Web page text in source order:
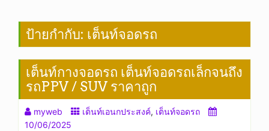
ป้ายกำกับ: เต็นท์จอดรถ
เต็นท์กางจอดรถ เต็นท์จอดรถเล็กจนถึง
รถPPV / SUV ราคาถูก
myweb เต็นท์เอนกประสงค์, เต็นท์จอดรถ
10/06/2025